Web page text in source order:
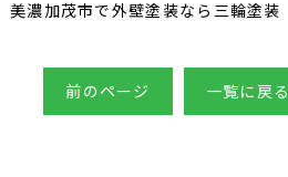
美濃加茂市で外壁塗装なら三輪塗装
前のページ 一覧に戻る